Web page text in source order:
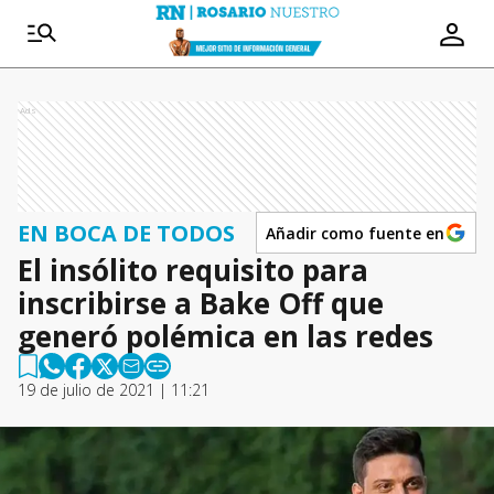
Ads
EN BOCA DE TODOS Añadir como fuente en
El insólito requisito para
inscribirse a Bake Off que
generó polémica en las redes
19 de julio de 2021 | 11:21